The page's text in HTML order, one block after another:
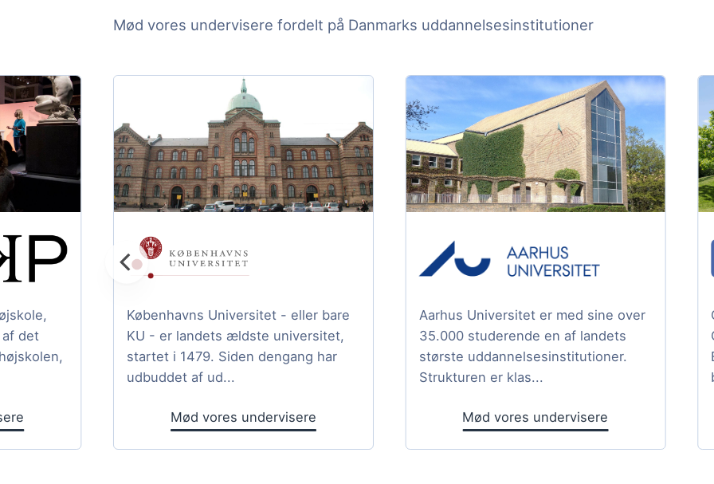
Mød vores undervisere fordelt på Danmarks uddannelsesinstitutioner
Aarhus Universitet er med sine over
35.000 studerende en af landets
største uddannelsesinstitutioner.
Strukturen er klas...
Mød vores undervisere
det
Københavns Universitet - eller bare
KU - er landets ældste universitet,
startet i 1479. Siden dengang har
udbuddet af ud...
Mød vores undervisere